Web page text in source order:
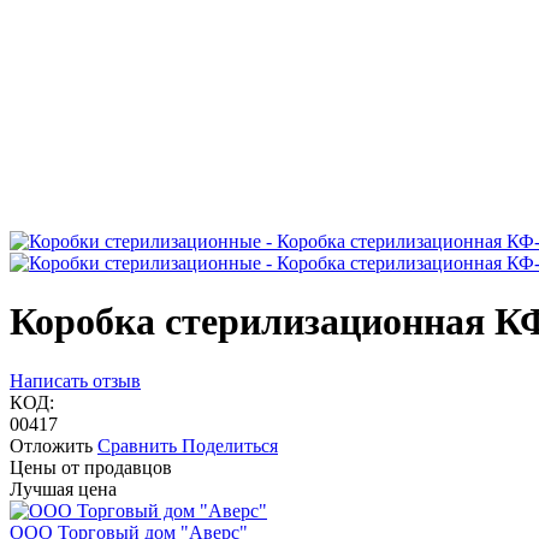
Коробка стерилизационная
Написать отзыв
КОД:
00417
Отложить Сравнить Поделиться
Цены от продавцов
Лучшая цена
ООО Торговый дом "Аверс"